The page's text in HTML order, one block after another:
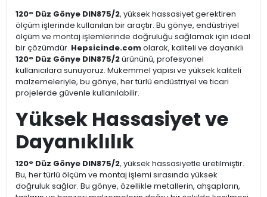
120° Düz Gönye DIN875/2, yüksek hassasiyet gerektiren
ölçüm işlerinde kullanılan bir araçtır. Bu gönye, endüstriyel
ölçüm ve montaj işlemlerinde doğruluğu sağlamak için ideal
bir çözümdür. Hepsicinde.comolarak, kaliteli ve dayanıklı
120° Düz Gönye DIN875/2ürününü, profesyonel
kullanıcılara sunuyoruz. Mükemmel yapısı ve yüksek kaliteli
malzemeleriyle, bu gönye, her türlü endüstriyel ve ticari
projelerde güvenle kullanılabilir.
Yüksek Hassasiyet ve
Dayanıklılık
120° Düz Gönye DIN875/2, yüksek hassasiyetle üretilmiştir.
Bu, her türlü ölçüm ve montaj işlemi sırasında yüksek
doğruluk sağlar. Bu gönye, özellikle metallerin, ahşapların,